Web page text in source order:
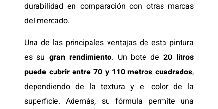
durabilidad en comparación con otras marcas
del mercado.
Una de las principales ventajas de esta pintura
es su gran rendimiento. Un bote de 20 litros
puede cubrir entre 70 y 110 metros cuadrados,
dependiendo de la textura y el color de la
superficie. Además, su fórmula permite una